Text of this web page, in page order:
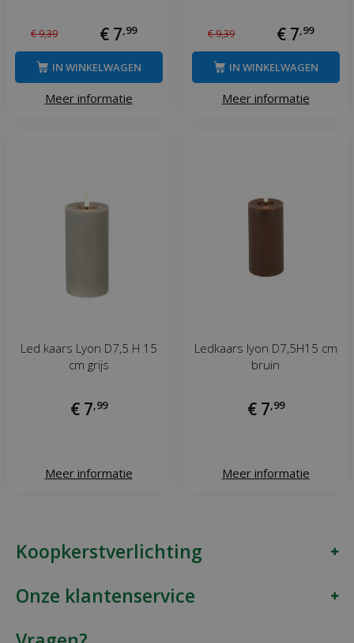
€9,39 € 7 99
Meer informatie
IN WINKELWAGEN
€9,39 € 7 99
Meer informatie
IN WINKELWAGEN
Led kaars Lyon D7,5 H 15
cm grijs
€ 7 99
Meer informatie
Ledkaars lyon D7,5H15 cm
bruin
€ 7 99
Meer informatie
Koopkerstverlichting
Onze klantenservice